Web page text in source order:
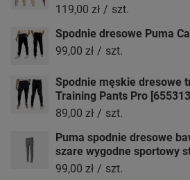
119,00 zł / szt.
Spodnie dresowe Puma
99,00 zł / szt.
Spodnie męskie dresowe
Training Pants Pro
89,00 zł / szt.
Puma spodnie dresowe
szare wygodne sportowy
99,00 zł / szt.